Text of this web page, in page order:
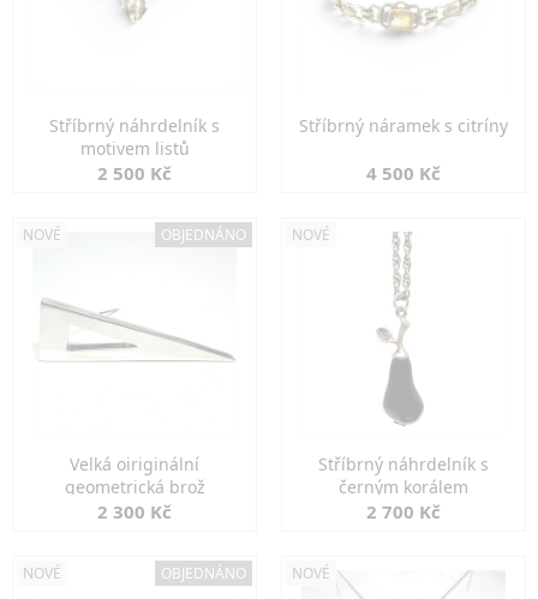
Stříbrný náhrdelník s
motivem listů
2 500 Kč
Stříbrný náramek s citríny
4 500 Kč
NOVÉ OBJEDNÁNO
Velká oiriginální
geometrická brož
2 300 Kč
NOVÉ
Stříbrný náhrdelník s
černým korálem
2 700 Kč
NOVÉ OBJEDNÁNO NOVÉ